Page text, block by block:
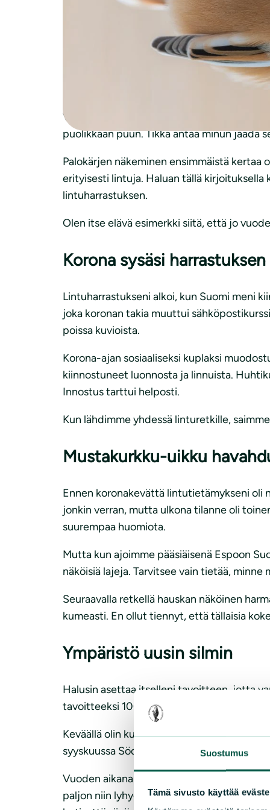
Suostumus
Tämä sivusto käyttää
alla, hiljaa puiden oksilta leijailevan
Käveltyäni puoli tuntia alan kuulla
tiedän heti, ettei nyt ole kyse käpytikasta.
Vihdoin lintu osuu silmään. Se on
puolikkaan puun. Tikka antaa minun jäädä
Palokärjen näkeminen ensimmäistä kertaa
erityisesti lintuja. Haluan tällä kirjoituksella
lintuharrastuksen.
Olen itse elävä esimerkki siitä, että jo
Korona sysäsi
Lintuharrastukseni alkoi, kun Suomi meni
joka koronan takia muuttui
poissa kuvioista.
Korona-ajan sosiaaliseksi kuplaksi
kiinnostuneet luonnosta ja linnuista.
Innostus tarttui helposti.
Kun lähdimme yhdessä linturetkille,
Mustakurkku-uikku
Ennen koronakevättä lintutietämykseni oli
jonkin verran, mutta ulkona tilanne oli
suurempaa huomiota.
Mutta kun ajoimme pääsiäisenä Espoon
näköisiä lajeja. Tarvitsee vain tietää, minne
Seuraavalla retkellä hauskan näköinen
kumeasti. En ollut tiennyt, että tällaisia
Ympäristö uusin silmin
Halusin asettaa itselleni tavoitteen, jotta
tavoitteeksi 100 lajin näkemisen
Keväällä olin kuitenkin vielä epäuskoinen.
syyskuussa Söderskärin majakalla
Vuoden aikana olen oppinut valtavasti. En
paljon niin lyhyessä ajassa. Nykyään